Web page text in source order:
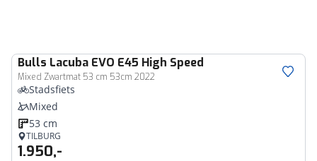
Bulls Lacuba EVO E45 High Speed
Mixed Zwartmat 53 cm 53cm 2022
Stadsfiets
Mixed
53 cm
TILBURG
1.950,-